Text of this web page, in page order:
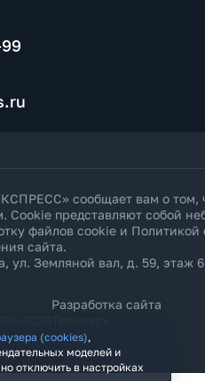
сообщает вам о том,
Cookie представляют собой
файлов cookie и Политикой
сайта.
ул. Земляной вал, д. 59, этаж
Разработка сайта
(cookies),
моделей и
отключить в настройках